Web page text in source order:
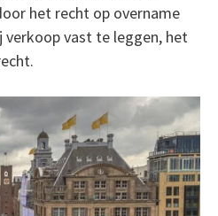
het recht op overname
verkoop vast te leggen, het